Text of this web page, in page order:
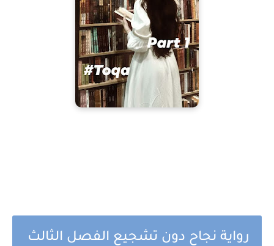
رواية نجاح دون تشجيع الفصل الثالث